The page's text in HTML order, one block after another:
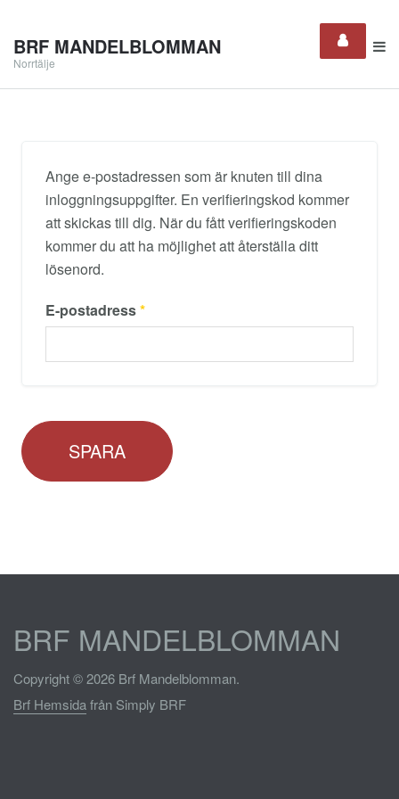
BRF MANDELBLOMMAN
Norrtälje
Ange e-postadressen som är knuten till dina
inloggningsuppgifter. En verifieringskod kommer
att skickas till dig. När du fått verifieringskoden
kommer du att ha möjlighet att återställa ditt
lösenord.
E-postadress*
SPARA
BRF MANDELBLOMMAN
Copyright © 2026 Brf Mandelblomman.
Brf Hemsidafrån Simply BRF